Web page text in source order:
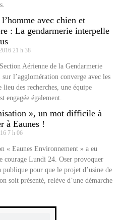
l’homme avec chien et
: La gendarmerie interpelle
21 h 38
Aérienne de la Gendarmerie
l’agglomération converge avec les
lieu des recherches, une équipe
engagée également.
», un mot difficile à
à Eaunes !
7 h 06
« Eaunes Environnement » a eu
courage Lundi 24. Oser provoquer
publique pour que le projet d’usine de
soit présenté, relève d’une démarche